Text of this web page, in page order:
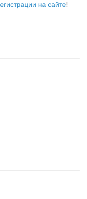
на сайте!